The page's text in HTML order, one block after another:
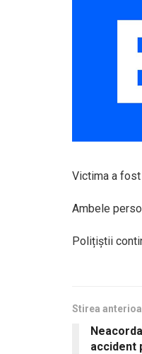
Victima a
Ambele
Polițiștii
Stirea
accident